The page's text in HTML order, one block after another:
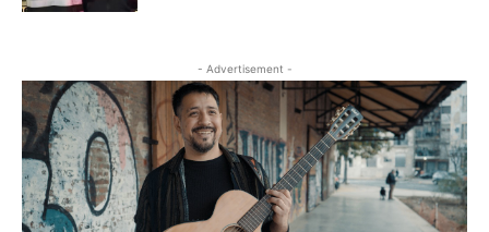
- Advertisement -